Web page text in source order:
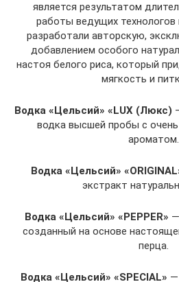
является результатом
работы ведущих
разработали авторскую,
добавлением особого
настоя белого риса, который
мягкость и
Водка «Цельсий» «LUX (Люкс)
водка высшей пробы с
ароматом.
Водка «Цельсий»
экстракт
Водка «Цельсий» «PEPPER»
созданный на основе
перца.
Водка «Цельсий» «SPECIAL» —